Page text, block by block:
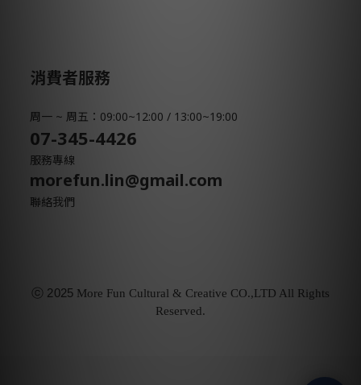
消費者服務
周一 ~ 周五：09:00~12:00 / 13:00~19:00
07-345-4426
服務專線
morefun.lin@gmail.com
聯絡我們
ⓒ 2025 More Fun Cultural & Creative CO.,LTD All Rights
Reserved.